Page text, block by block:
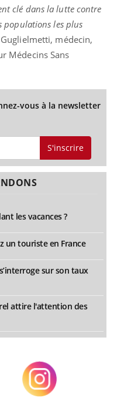
clé dans la lutte contre
populations les plus
Guglielmetti, médecin,
Médecins Sans
vous à la newsletter
S'inscrire
les vacances ?
un touriste en France
sur son taux
attire l'attention des